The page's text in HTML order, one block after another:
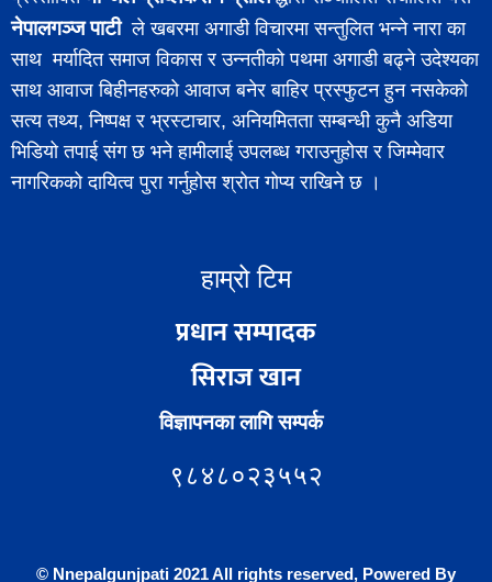
नेपालगञ्ज पाटीले खबरमा अगाडी विचारमा सन्तुलित भन्ने नारा का
साथ मर्यादित समाज विकास र उन्नतीको पथमा अगाडी बढ्ने उदेश्यका
साथ आवाज बिहीनहरुको आवाज बनेर बाहिर प्रस्फुटन हुन नसकेको
सत्य तथ्य, निष्पक्ष र भ्रस्टाचार, अनियमितता सम्बन्धी कुनै अडिया
भिडियो तपाई संग छ भने हामीलाई उपलब्ध गराउनुहोस र जिम्मेवार
नागरिकको दायित्व पुरा गर्नुहोस श्रोत गोप्य राखिने छ ।
हाम्रो टिम
प्रधान सम्पादक
सिराज खान
विज्ञापनका लागि सम्पर्क
९८४८०२३५५२
© Nnepalgunjpati 2021 All rights reserved, Powered By